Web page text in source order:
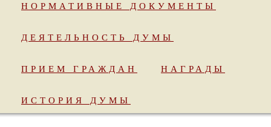
НОРМАТИВНЫЕ ДОКУМЕНТЫ
ДЕЯТЕЛЬНОСТЬ ДУМЫ
ПРИЕМ ГРАЖДАН НАГРАДЫ
ИСТОРИЯ ДУМЫ